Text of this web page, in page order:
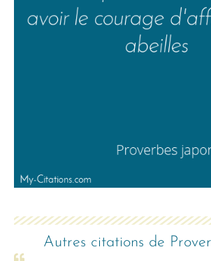
Autres citations de